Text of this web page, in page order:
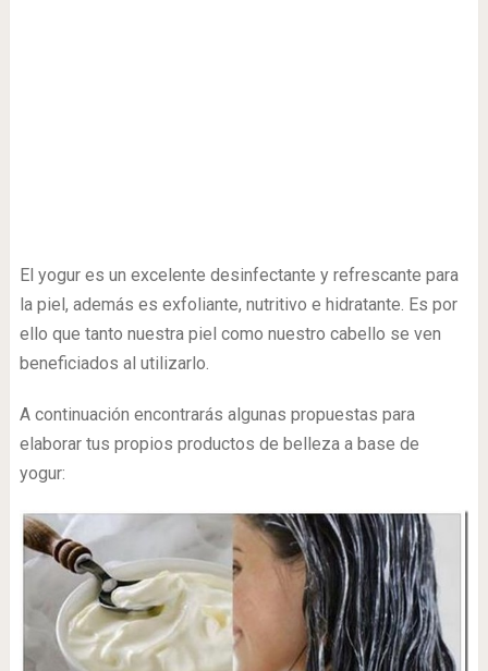
El yogur es un excelente desinfectante y refrescante para
la piel, además es exfoliante, nutritivo e hidratante. Es por
ello que tanto nuestra piel como nuestro cabello se ven
beneficiados al utilizarlo.
A continuación encontrarás algunas propuestas para
elaborar tus propios productos de belleza a base de
yogur: